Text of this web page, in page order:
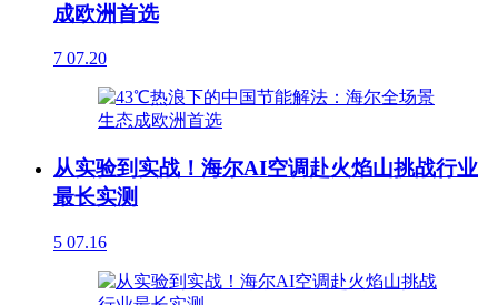
成欧洲首选
7 07.20
从实验到实战！海尔AI空调赴火焰山挑战行业
最长实测
5 07.16